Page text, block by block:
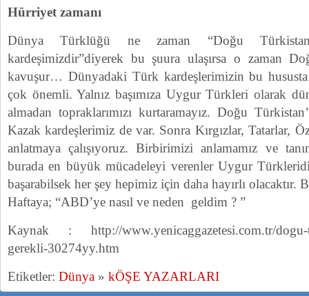
Hürriyet zamanı
Dünya Türklüğü ne zaman “Doğu Türkistan
kardeşimizdir”diyerek bu şuura ulaşırsa o zaman
kavuşur… Dünyadaki Türk kardeşlerimizin bu
çok önemli. Yalnız başımıza Uygur Türkleri olarak
almadan topraklarımızı kurtaramayız. Doğu
Kazak kardeşlerimiz de var. Sonra Kırgızlar, Tatarlar,
anlatmaya çalışıyoruz. Birbirimizi anlamamız ve
burada en büyük mücadeleyi verenler Uygur
başarabilsek her şey hepimiz için daha hayırlı olacaktır.
Haftaya; “ABD’ye nasıl ve neden geldim ? ”
Kaynak : http://www.yenicaggazetesi.com.tr/dogu-
gerekli-30274yy.htm
Etiketler: Dünya » kÖŞE YAZARLARI